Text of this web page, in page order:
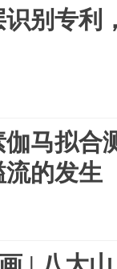
别专利
马拟合
的发生